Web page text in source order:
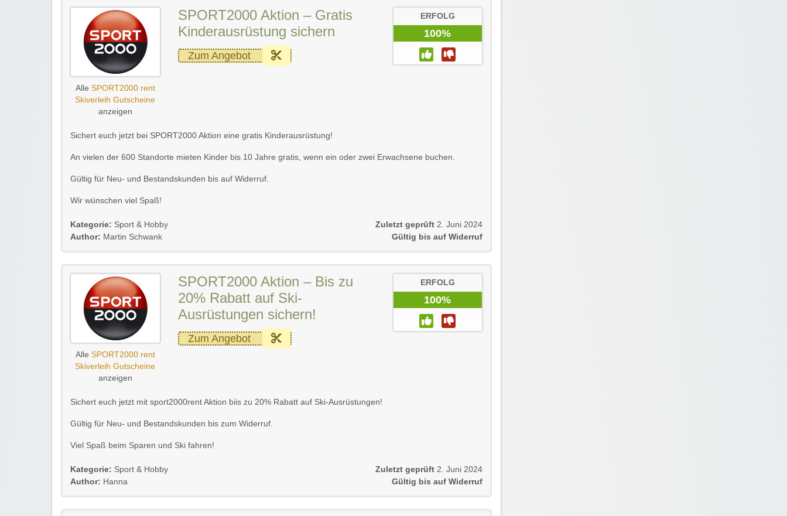
Alle SPORT2000 rent
Skiverleih Gutscheine
anzeigen
SPORT2000 Aktion – Gratis
Kinderausrüstung sichern
Zum Angebot
ERFOLG
100%
Sichert euch jetzt bei SPORT2000 Aktion eine gratis Kinderausrüstung!
An vielen der 600 Standorte mieten Kinder bis 10 Jahre gratis, wenn ein oder zwei Erwachsene buchen.
Gültig für Neu- und Bestandskunden bis auf Widerruf.
Wir wünschen viel Spaß!
Kategorie: Sport & Hobby
Author: Martin Schwank
Zuletzt geprüft 2. Juni 2024
Gültig bis auf Widerruf
Alle SPORT2000 rent
Skiverleih Gutscheine
anzeigen
SPORT2000 Aktion – Bis zu
20% Rabatt auf Ski-
Ausrüstungen sichern!
Zum Angebot
ERFOLG
100%
Sichert euch jetzt mit sport2000rent Aktion biis zu 20% Rabatt auf Ski-Ausrüstungen!
Gültig für Neu- und Bestandskunden bis zum Widerruf.
Viel Spaß beim Sparen und Ski fahren!
Kategorie: Sport & Hobby
Author: Hanna
Zuletzt geprüft 2. Juni 2024
Gültig bis auf Widerruf